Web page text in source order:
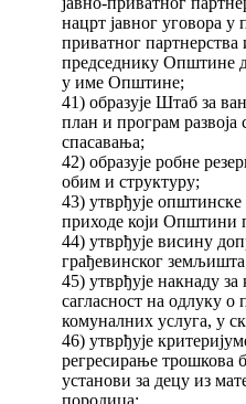
нацрт јавног уговора у
приватног партнерства
председнику Општине
у име Општине;
41) образује Штаб за
план и програм развоја
спасавања;
42) образује робне
обим и структуру;
43) утврђује општинске
приходе који Општини
44) утврђује висину
грађевинског
45) утврђује накнаду
сагласност на одлуку о
комуналних услуга, у
46) утврђује
регресирање трошкова
установи за децу из